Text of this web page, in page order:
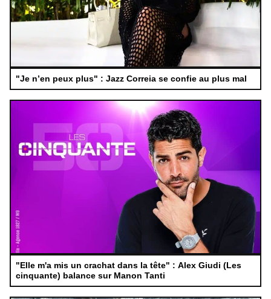
"Je n’en peux plus" : Jazz Correia se confie au plus mal
"Elle m'a mis un crachat dans la tête" : Alex Giudi (Les
cinquante) balance sur Manon Tanti